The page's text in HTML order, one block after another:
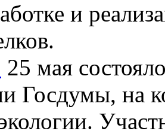
и
25 мая
Госдумы, на